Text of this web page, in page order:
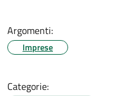
Argomenti:
Imprese
Categorie: